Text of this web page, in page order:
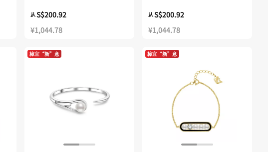
从S$200.92
¥1,044.78
从S$200.92
¥1,044.78
樟宜“新”意 樟宜“新”意